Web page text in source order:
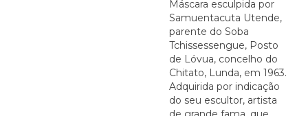
Máscara esculpida por
Samuentacuta Utende,
parente do Soba
Tchissessengue, Posto
de Lóvua, concelho do
Chitato, Lunda, em 1963.
Adquirida por indicação
do seu escultor, artista